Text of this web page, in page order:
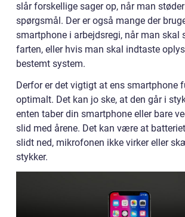
slår forskellige sager op, når man
spørgsmål. Der er også mange der
smartphone i arbejdsregi, når man skal
farten, eller hvis man skal indtaste
bestemt system.
Derfor er det vigtigt at ens smartphone
optimalt. Det kan jo ske, at den går i
enten taber din smartphone eller bare
slid med årene. Det kan være at
slidt ned, mikrofonen ikke virker eller
stykker.